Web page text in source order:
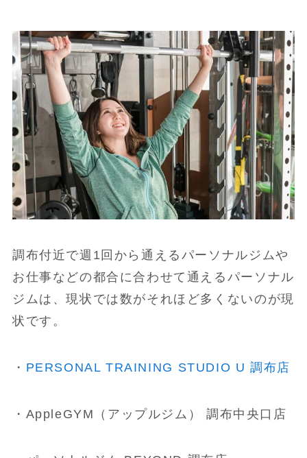
調布付近で週1回から通えるパーソナルジムや
お仕事などの都合に合わせて通えるパーソナル
ジムは、現状では数がそれほど多くないのが現
状です。
・ PERSONAL TRAINING STUDIO U 調布店
・AppleGYM（アップルジム） 調布中央口店